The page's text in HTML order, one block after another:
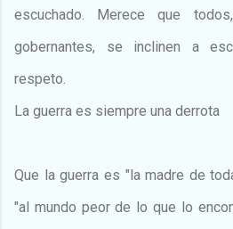
escuchado. Merece que
gobernantes, se inclinen a
respeto.
La guerra es siempre una derrota
Que la guerra es "la madre de
"al mundo peor de lo que lo